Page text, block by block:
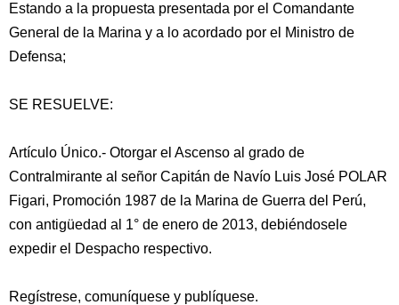
Estando a la propuesta presentada por el Comandante
General de la Marina y a lo acordado por el Ministro de
Defensa;
SE RESUELVE:
Artículo Único.- Otorgar el Ascenso al grado de
Contralmirante al señor Capitán de Navío Luis José POLAR
Figari, Promoción 1987 de la Marina de Guerra del Perú,
con antigüedad al 1° de enero de 2013, debiéndosele
expedir el Despacho respectivo.
Regístrese, comuníquese y publíquese.